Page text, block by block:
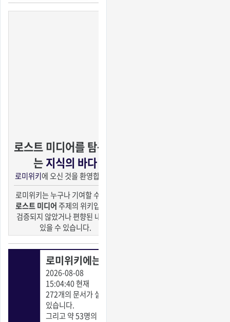
로스트 미디어를 탐구하
는지식의 바다
로미위키에 오신 것을 환영합니다!
로미위키는 누구나 기여할 수 있는
로스트 미디어주제의 위키입니다.
검증되지 않았거나 편향된 내용이
있을 수 있습니다.
로미위키에는…
2026-08-08
15:04:40현재
272개의 문서가 실려
있습니다.
그리고 약 53명의